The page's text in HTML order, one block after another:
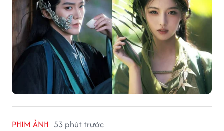
PHIM ẢNH 53 phút trước